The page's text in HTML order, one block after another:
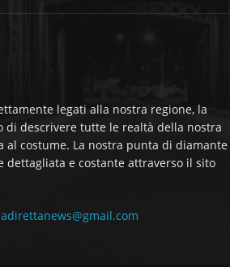
legati alla nostra regione, la
di descrivere tutte le realtà della nostra
al costume. La nostra punta di diamante
e costante attraverso il sito